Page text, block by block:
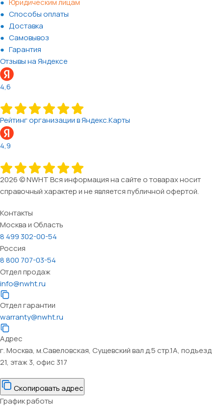
Способы оплаты
Доставка
Самовывоз
Гарантия
Отзывы на Яндексе
4,6
Рейтинг организации в Яндекс.Карты
4,9
2026 © NWHT Вся информация на сайте о товарах носит
справочный характер и не является публичной офертой.
Контакты
Москва и Область
8 499 302-00-54
Россия
8 800 707-03-54
Отдел продаж
info@nwht.ru
Отдел гарантии
warranty@nwht.ru
Адрес
г. Москва, м.Савеловская, Сущевский вал д.5 стр.1А, подъезд
21, этаж 3, офис 317
Скопировать адрес
График работы